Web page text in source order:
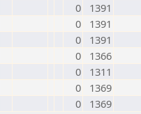
0
1391
0
1391
0
1391
0
1366
0
1311
0
1369
0 1369